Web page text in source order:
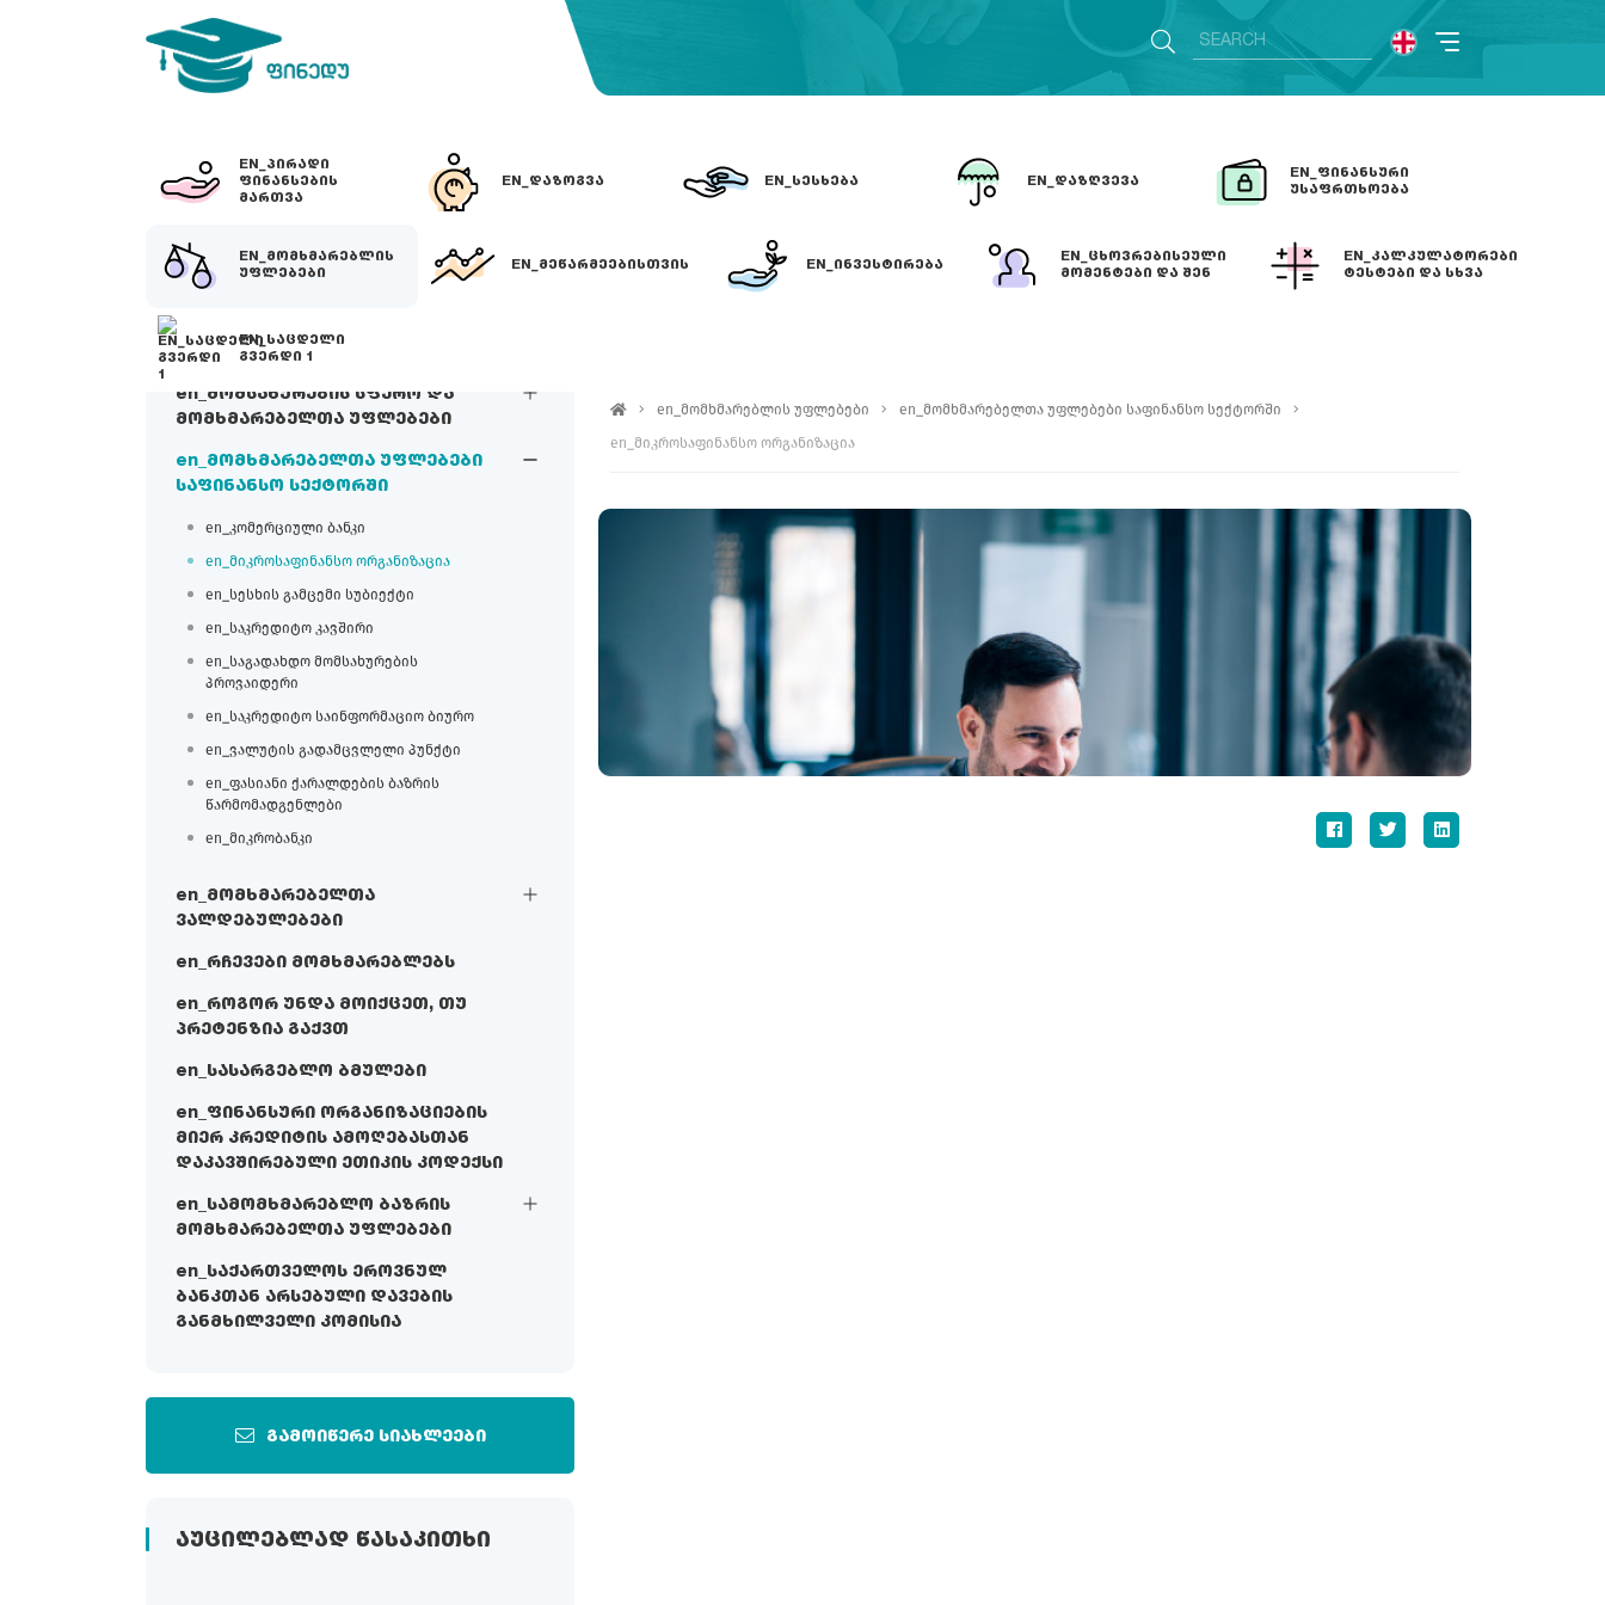
EN_ᲞᲘᲠᲐᲓᲘ
ᲤᲘᲜᲐᲜᲡᲔᲑᲘᲡ
ᲛᲐᲠᲗᲕᲐ
EN_ᲓᲐᲖᲝᲒᲕᲐ EN_ᲡᲔᲡᲮᲔᲑᲐ EN_ᲓᲐᲖᲦᲕᲔᲕᲐ
EN_ᲤᲘᲜᲐᲜᲡᲣᲠᲘ
ᲣᲡᲐᲤᲠᲗᲮᲝᲔᲑᲐ
EN_ᲛᲝᲛᲮᲛᲐᲠᲔᲑᲚᲘᲡ
ᲣᲤᲚᲔᲑᲔᲑᲘ
EN_ᲛᲔᲬᲐᲠᲛᲔᲔᲑᲘᲡᲗᲕᲘᲡ EN_ᲘᲜᲕᲔᲡᲢᲘᲠᲔᲑᲐ
EN_ᲪᲮᲝᲕᲠᲔᲑᲘᲡᲔᲣᲚᲘ
ᲛᲝᲛᲔᲜᲢᲔᲑᲘ ᲓᲐ ᲨᲔᲜ
EN_ᲙᲐᲚᲙᲣᲚᲐᲢᲝᲠᲔᲑᲘ
ᲢᲔᲡᲢᲔᲑᲘ ᲓᲐ ᲡᲮᲕᲐ
EN_ᲡᲐᲪᲓᲔᲚᲘ
ᲒᲕᲔᲠᲓᲘ 1
en_მომსახურების სფერო და
მომხმარებელთა უფლებები
en_მომხმარებელთა უფლებები
საფინანსო სექტორში
en_კომერციული ბანკი
en_მიკროსაფინანსო ორგანიზაცია
en_სესხის გამცემი სუბიექტი
en_საკრედიტო კავშირი
en_საგადახდო მომსახურების
პროვაიდერი
en_საკრედიტო საინფორმაციო ბიურო
en_ვალუტის გადამცვლელი პუნქტი
en_ფასიანი ქარალდების ბაზრის
წარმომადგენლები
en_მიკრობანკი
en_მომხმარებელთა
ვალდებულებები
en_რჩევები მომხმარებლებს
en_როგორ უნდა მოიქცეთ, თუ
პრეტენზია გაქვთ
en_სასარგებლო ბმულები
en_ფინანსური ორგანიზაციების
მიერ კრედიტის ამოღებასთან
დაკავშირებული ეთიკის კოდექსი
en_სამომხმარებლო ბაზრის
მომხმარებელთა უფლებები
en_საქართველოს ეროვნულ
ბანკთან არსებული დავების
განმხილველი კომისია
გამოიწერე სიახლეები
ᲐᲣᲪᲘᲚᲔᲑᲚᲐᲓ ᲬᲐᲡᲐᲙᲘᲗᲮᲘ
en_მომხმარებლის უფლებები
en_მომხმარებელთა უფლებები საფინანსო სექტორში
en_მიკროსაფინანსო ორგანიზაცია